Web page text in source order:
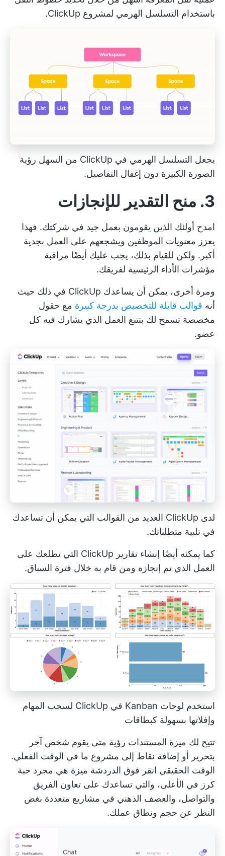
باستخدام التسلسل الهرمي لمشروع ClickUp.
يجعل التسلسل الهرمي في ClickUp من السهل رؤية
الصورة الكبيرة دون إغفال التفاصيل.
3. منح التقدير للإنجازات
امدح أولئك الذين يقومون بعمل جيد في شركتك. فهذا
يعزز معنويات الموظفين ويشجعهم على العمل بجدية
أكبر. ولكن للقيام بذلك، يجب عليك أيضًا مراقبة
مؤشرات الأداء الرئيسية لفريقك.
ومرة أخرى، يمكن أن يساعدك ClickUp في ذلك حيث
أنه قوالب قابلة للتخصيص بدرجة كبيرة مع حقول
مخصصة تسمح لك بتتبع العمل الذي يشارك فيه كل
عضو.
لدى ClickUp العديد من القوالب التي يمكن أن تساعدك
في تلبية متطلباتك.
كما يمكنه أيضًا إنشاء تقارير ClickUp
التي تطلعك على
العمل الذي تم إنجازه ومن قام به خلال فترة السباق.
استخدم لوحات Kanban في ClickUp لسحب المهام
وإفلاتها بسهولة كبطاقات
تتيح لك ميزة المستندات رؤية متى يقوم شخص آخر
بتحرير أو إضافة نقاط إلى مشروع ما في الوقت الفعلي.
الوقت الحقيقي انقر فوق الدردشة ميزة هي مجرد حبة
كرز في الأعلى، والتي تساعدك على تعاون الفريق
والتواصل، والعصف الذهني في مشاريع متعددة بغض
النظر عن حجم ونطاق عملك.